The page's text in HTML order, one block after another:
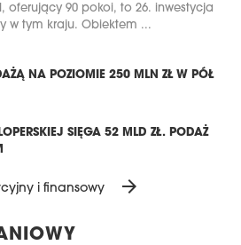
oferujący 90 pokoi, to 26. inwestycja
w tym kraju. Obiektem ...
NA POZIOMIE 250 MLN ZŁ W PÓŁ
SIĘGA 52 MLD ZŁ. PODAŻ
i finansowy arrow_forward